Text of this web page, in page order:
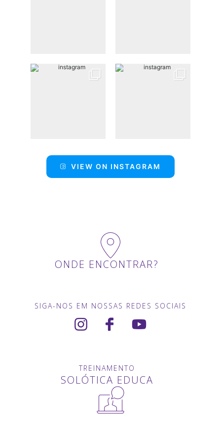
VIEW ON INSTAGRAM
ONDE ENCONTRAR?
SIGA-NOS EM NOSSAS REDES SOCIAIS
TREINAMENTO
SOLÓTICA EDUCA